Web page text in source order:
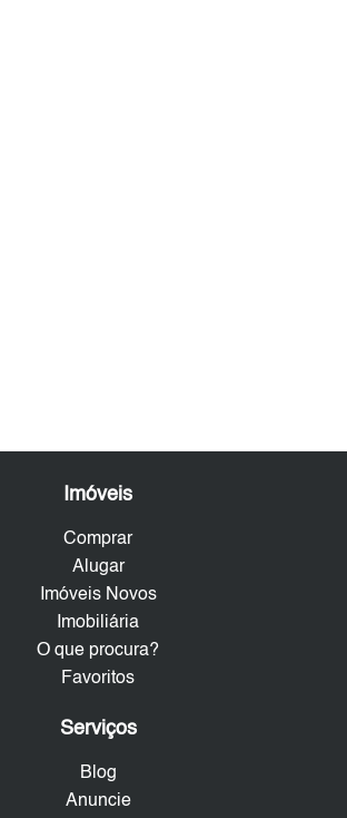
Imóveis
Comprar
Alugar
Imóveis Novos
Imobiliária
O que procura?
Favoritos
Serviços
Blog
Anuncie